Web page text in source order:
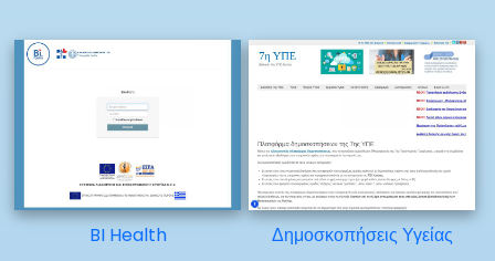
BI Health Δημοσκοπήσεις Υγείας